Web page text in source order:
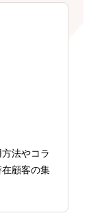
法やコラ
顧客の集